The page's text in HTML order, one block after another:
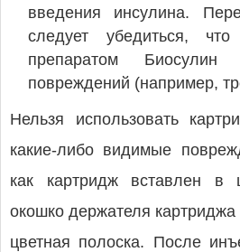
введения инсулина.
следует убедиться,
препаратом
повреждений (например,
Нельзя использовать
какие-либо видимые
как картридж вставлен в
окошко держателя
цветная полоска. После